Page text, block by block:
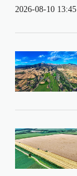
2026-08-10 13:45